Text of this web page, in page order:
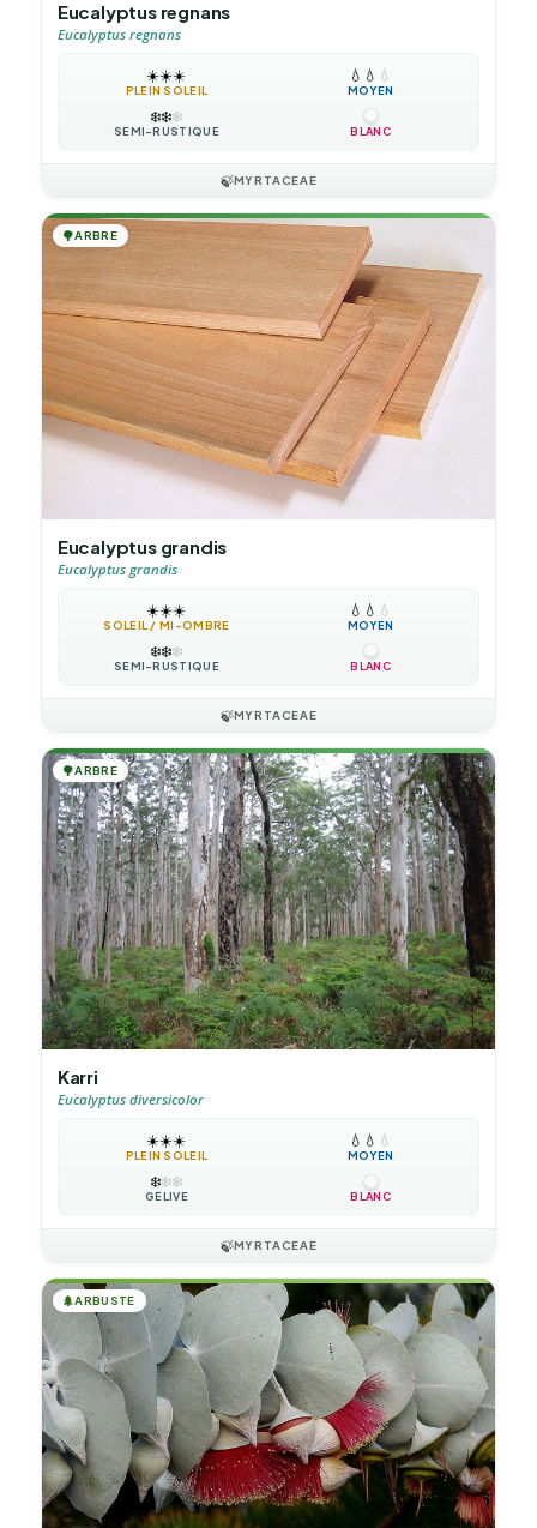
Eucalyptus regnans
Eucalyptus regnans
☀️☀️☀️
PLEIN SOLEIL
💧 💧 💧
MOYEN
❄️❄️❄️
SEMI-RUSTIQUE BLANC
🍃MYRTACEAE
🌳ARBRE
Eucalyptus grandis
Eucalyptus grandis
☀️☀️☀️
SOLEIL / MI-OMBRE
💧 💧 💧
MOYEN
❄️❄️❄️
SEMI-RUSTIQUE BLANC
🍃MYRTACEAE
🌳ARBRE
Karri
Eucalyptus diversicolor
☀️☀️☀️
PLEIN SOLEIL
💧 💧 💧
MOYEN
❄️❄️❄️
GÉLIVE BLANC
🍃MYRTACEAE
🌲ARBUSTE